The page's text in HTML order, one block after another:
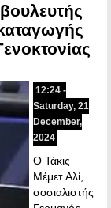
12:24 -
Saturday, 21
December,
2024
Ο Τάκις
Μέμετ Αλί,
σοσιαλιστής